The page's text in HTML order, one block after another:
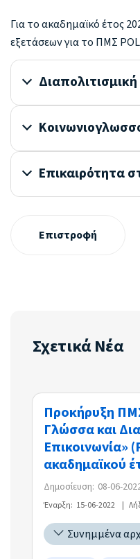
Για το ακαδημαϊκό έτος
εξετάσεων για το ΠΜΣ
Επικαιρότητα
Επιστροφή
Σχετικά Νέα
Προκήρυξη
Γλώσσα και
Επικοινωνία»
ακαδημαϊκού
Δημοσίευση: 08-06-
Έναρξη: 15-06-2022 |
Συνημμένα